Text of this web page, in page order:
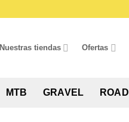
Nuestras tiendas Ofertas
MTB GRAVEL ROAD